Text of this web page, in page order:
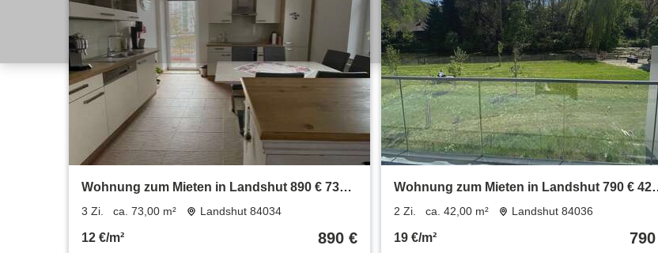
Wohnung zum Mieten in Landshut 890 € 73
m²
3 Zi. ca. 73,00 m² Landshut 84034
12 €/m² 890 €
Wohnung zum Mieten in Landshut 790 € 42
m²
2 Zi. ca. 42,00 m² Landshut 84036
19 €/m²